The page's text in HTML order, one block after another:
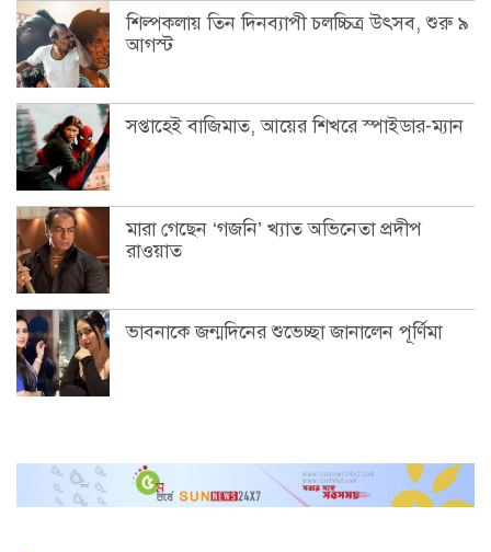
শিল্পকলায় তিন দিনব্যাপী চলচ্চিত্র উৎসব, শুরু ৯
আগস্ট
সপ্তাহেই বাজিমাত, আয়ের শিখরে স্পাইডার-ম্যান
মারা গেছেন ‘গজনি’ খ্যাত অভিনেতা প্রদীপ
রাওয়াত
ভাবনাকে জন্মদিনের শুভেচ্ছা জানালেন পূর্ণিমা